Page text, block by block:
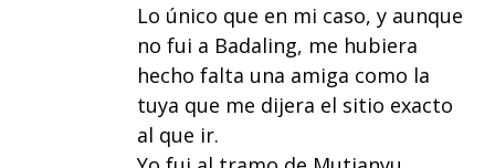
Lo único que en mi caso, y aunque
no fui a Badaling, me hubiera
hecho falta una amiga como la
tuya que me dijera el sitio exacto
al que ir.